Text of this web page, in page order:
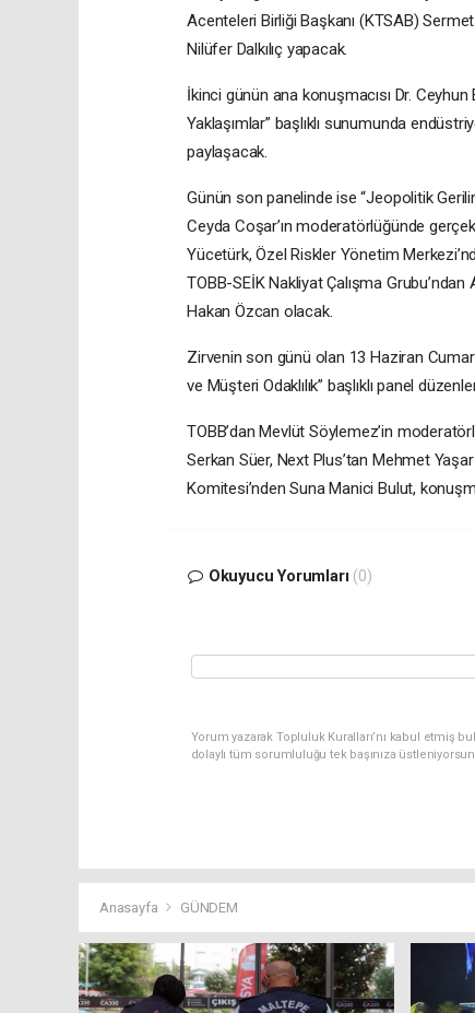
Acenteleri Birliği Başkanı (KTSAB)
Nilüfer Dalkılıç yapacak.
İkinci günün ana konuşmacısı Dr.
Yaklaşımlar” başlıklı sunumunda
paylaşacak.
Günün son panelinde ise “Jeopolitik
Ceyda Coşar’ın moderatörlüğünde
Yücetürk, Özel Riskler Yönetim
TOBB-SEİK Nakliyat Çalışma
Hakan Özcan olacak.
Zirvenin son günü olan 13 Haziran
ve Müşteri Odaklılık” başlıklı panel
TOBB’dan Mevlüt Söylemez’in
Serkan Süer, Next Plus’tan Mehmet
Komitesi’nden Suna Manici Bulut,
Okuyucu Yorumları (0)
Yorum yazarak Topluluk Kuralları’nı kabul etmiş
dolaylı tüm sorumluluğu tek başınıza
Anasayfa GÜNDEM